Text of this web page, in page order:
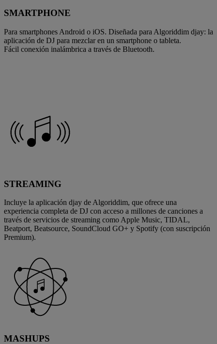
SMARTPHONE
Para smartphones Android o iOS. Diseñada para Algoriddim djay: la
aplicación de DJ para mezclar en un smartphone o tableta.
Fácil conexión inalámbrica a través de Bluetooth.
STREAMING
Incluye la aplicación djay de Algoriddim, que ofrece una
experiencia completa de DJ con acceso a millones de canciones a
través de servicios de streaming como Apple Music, TIDAL,
Beatport, Beatsource, SoundCloud GO+ y Spotify (con suscripción
Premium).
MASHUPS